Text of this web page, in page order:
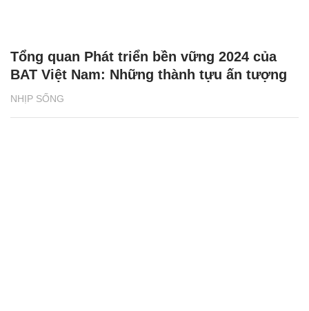
NHỊP SỐNG
Tổng quan Phát triển bền vững 2024 của
BAT Việt Nam: Những thành tựu ấn tượng